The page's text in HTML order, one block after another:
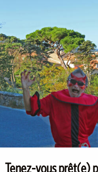
Tenez-vous prêt(e)